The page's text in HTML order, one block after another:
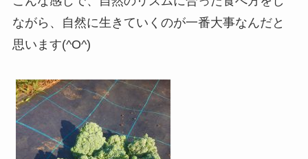
ながら、自然に生きていくのが一番大事なんだと
思います(^O^)